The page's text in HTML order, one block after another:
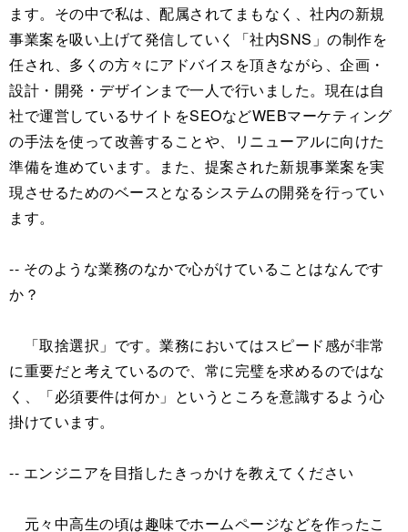
ます。その中で私は、配属されてまもなく、社内の新規
事業案を吸い上げて発信していく「社内SNS」の制作を
任され、多くの方々にアドバイスを頂きながら、企画・
設計・開発・デザインまで一人で行いました。現在は自
社で運営しているサイトをSEOなどWEBマーケティング
の手法を使って改善することや、リニューアルに向けた
準備を進めています。また、提案された新規事業案を実
現させるためのベースとなるシステムの開発を行ってい
ます。
-- そのような業務のなかで心がけていることはなんです
か？
「取捨選択」です。業務においてはスピード感が非常
に重要だと考えているので、常に完璧を求めるのではな
く、「必須要件は何か」というところを意識するよう心
掛けています。
-- エンジニアを目指したきっかけを教えてください
元々中高生の頃は趣味でホームページなどを作ったこ